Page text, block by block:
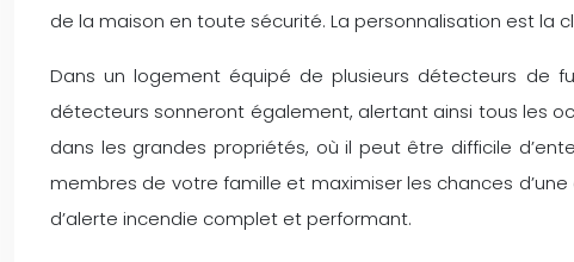
de la maison en toute sécurité. La personnalisation est la
Dans un logement équipé de plusieurs détecteurs de
détecteurs sonneront également, alertant ainsi tous les
dans les grandes propriétés, où il peut être difficile
membres de votre famille et maximiser les chances
d’alerte incendie complet et performant.